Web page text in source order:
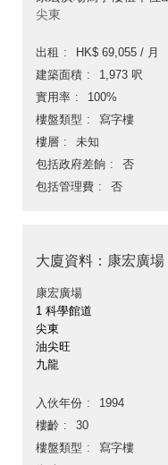
尖東
出租
HK$ 69,055 / 月
建築面積
1,973 呎
實用率
100%
樓盤類型
寫字樓
樓層
未知
包括政府差餉
否
包括管理費
否
大廈資料：康宏廣場
康宏廣場
1 科學館道
尖東
油尖旺
九龍
入伙年份
1994
樓齡
30
樓盤類型
寫字樓